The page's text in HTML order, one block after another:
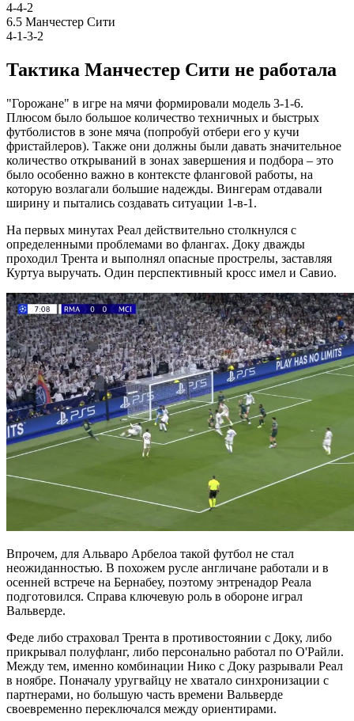
4-4-2
6.5 Манчестер Сити
4-1-3-2
Тактика Манчестер Сити не работала
"Горожане" в игре на мячи формировали модель 3-1-6.
Плюсом было большое количество техничных и быстрых
футболистов в зоне мяча (попробуй отбери его у кучи
фристайлеров). Также они должны были давать значительное
количество открываний в зонах завершения и подбора – это
было особенно важно в контексте фланговой работы, на
которую возлагали большие надежды. Вингерам отдавали
ширину и пытались создавать ситуации 1-в-1.
На первых минутах Реал действительно столкнулся с
определенными проблемами во флангах. Доку дважды
проходил Трента и выполнял опасные прострелы, заставляя
Куртуа выручать. Один перспективный кросс имел и Савио.
Впрочем, для Альваро Арбелоа такой футбол не стал
неожиданностью. В похожем русле англичане работали и в
осенней встрече на Бернабеу, поэтому энтренадор Реала
подготовился. Справа ключевую роль в обороне играл
Вальверде.
Феде либо страховал Трента в противостоянии с Доку, либо
прикрывал полуфланг, либо персонально работал по О'Райли.
Между тем, именно комбинации Нико с Доку разрывали Реал
в ноябре. Поначалу уругвайцу не хватало синхронизации с
партнерами, но большую часть времени Вальверде
своевременно переключался между ориентирами.